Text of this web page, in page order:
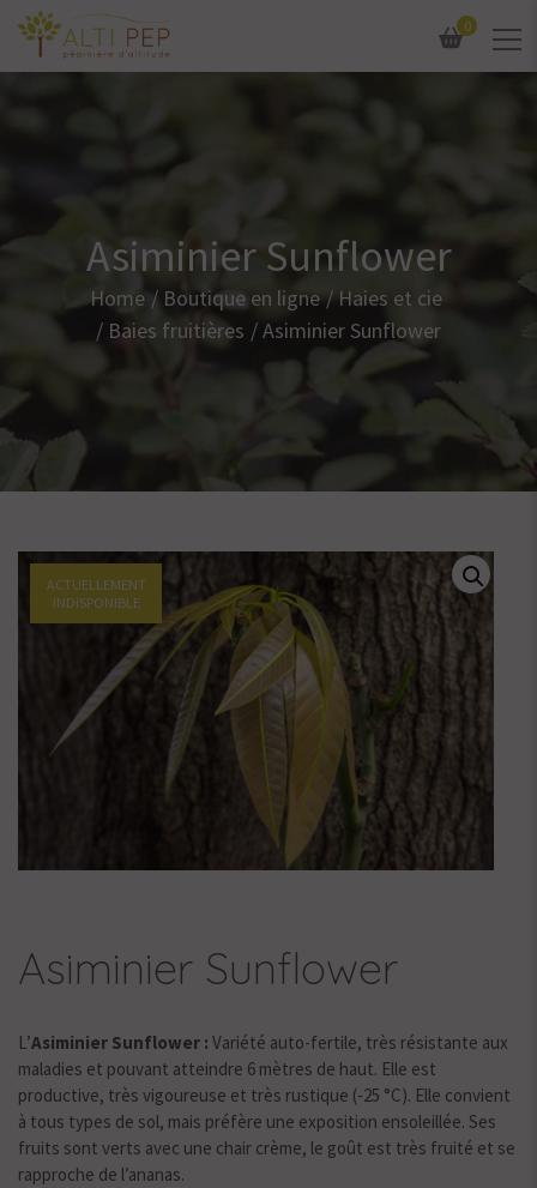
0
Asiminier Sunflower
Home Boutique en ligne
Haies et cie
Baies fruitières
Asiminier Sunflower
ACTUELLEMENT
INDISPONIBLE
Asiminier Sunflower
L’Asiminier Sunflower : Variété auto-fertile, très résistante aux
maladies et pouvant atteindre 6 mètres de haut. Elle est
productive, très vigoureuse et très rustique (-25 °C). Elle convient
à tous types de sol, mais préfère une exposition ensoleillée. Ses
fruits sont verts avec une chair crème, le goût est très fruité et se
rapproche de l’ananas.